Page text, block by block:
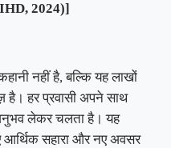
2024)]
नहीं है, बल्कि यह लाखों
है। हर प्रवासी अपने साथ
लेकर चलता है। यह
आर्थिक सहारा और नए अवसर